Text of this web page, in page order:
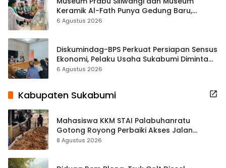
Keramik Al-Fath Punya Gedung Baru,
Hampir 500 Koleksi Dipisahkan
6 Agustus 2026
Diskumindag-BPS Perkuat Persiapan Sensus
Ekonomi, Pelaku Usaha Sukabumi Diminta
Terbuka Beri Data
6 Agustus 2026
Kabupaten Sukabumi
Mahasiswa KKM STAI Palabuhanratu
Gotong Royong Perbaiki Akses Jalan
Majelis Ta’lim di Sagaranten
8 Agustus 2026